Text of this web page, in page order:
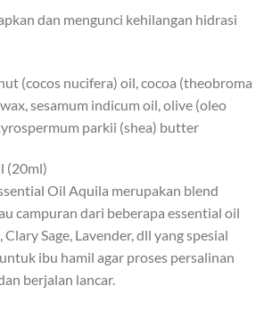
dan mengunci kehilangan hidrasi
(cocos nucifera) oil, cocoa (theobroma
sesamum indicum oil, olive (oleo
parkii (shea) butter
(20ml)
Oil Aquila merupakan blend
campuran dari beberapa essential oil
Sage, Lavender, dll yang spesial
ibu hamil agar proses persalinan
berjalan lancar.